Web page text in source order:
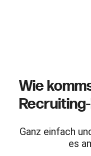
Wie
Ganz einfach
es